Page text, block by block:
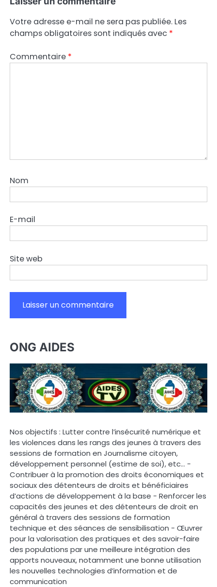
Votre adresse e-mail ne sera pas publiée. Les
champs obligatoires sont indiqués avec *
Commentaire *
Nom
E-mail
Site web
ONG AIDES
Nos objectifs : Lutter contre l’insécurité numérique et
les violences dans les rangs des jeunes à travers des
sessions de formation en Journalisme citoyen,
développement personnel (estime de soi), etc… -
Contribuer à la promotion des droits économiques et
sociaux des détenteurs de droits et bénéficiaires
d’actions de développement à la base - Renforcer les
capacités des jeunes et des détenteurs de droit en
général à travers des sessions de formation
technique et des séances de sensibilisation - Œuvrer
pour la valorisation des pratiques et des savoir-faire
des populations par une meilleure intégration des
apports nouveaux, notamment une bonne utilisation
les nouvelles technologies d’information et de
communication